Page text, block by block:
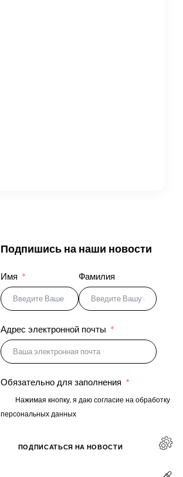
Подпишись на наши новости
Имя Фамилия
Адрес электронной почты
Обязательно для заполнения
Нажимая кнопку, я даю согласие на обработку
персональных данных
ПОДПИСАТЬСЯ НА НОВОСТИ